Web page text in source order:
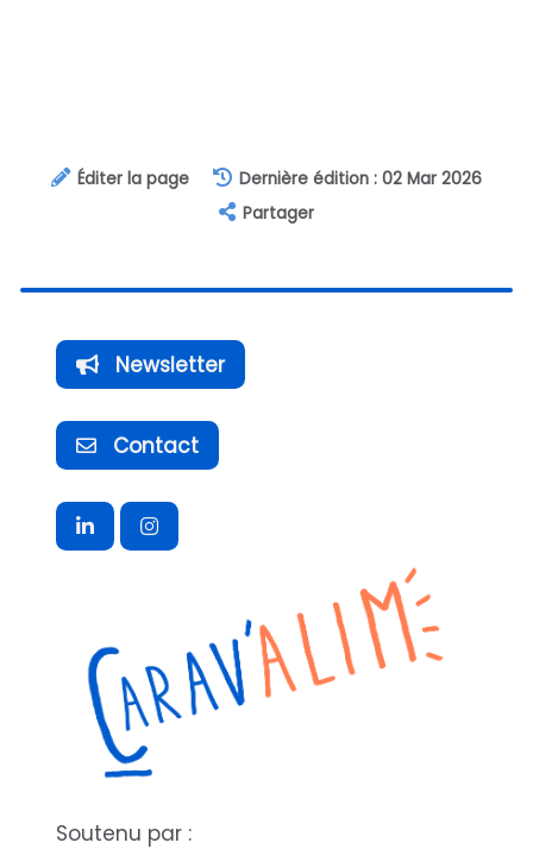
Éditer la page
Dernière édition : 02 Mar 2026
Partager
Newsletter
Contact
Soutenu par :